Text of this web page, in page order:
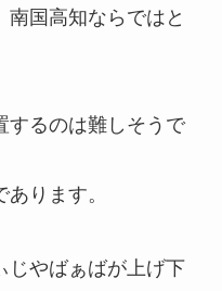
国高知ならではと
するのは難しそうで
ります。
じやばぁばが上げ下